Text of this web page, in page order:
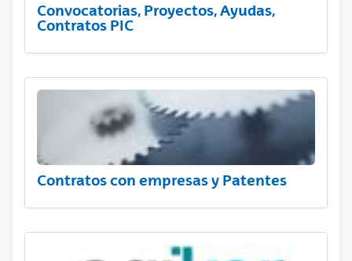
Convocatorias, Proyectos, Ayudas,
Contratos PIC
Contratos con empresas y Patentes